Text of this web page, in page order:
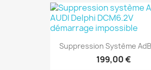
Suppression Système
199,00 €